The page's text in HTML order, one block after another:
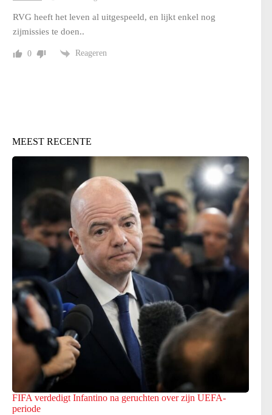
RVG heeft het leven al uitgespeeld, en lijkt enkel nog
zijmissies te doen..
0 Reageren
MEEST RECENTE
FIFA verdedigt Infantino na geruchten over zijn UEFA-
periode